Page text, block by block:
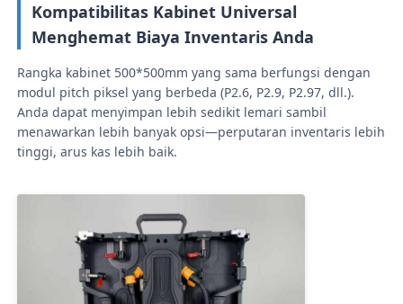
Kompatibilitas Kabinet Universal
Menghemat Biaya Inventaris Anda
Rangka kabinet 500*500mm yang sama berfungsi dengan
modul pitch piksel yang berbeda (P2.6, P2.9, P2.97, dll.).
Anda dapat menyimpan lebih sedikit lemari sambil
menawarkan lebih banyak opsi—perputaran inventaris lebih
tinggi, arus kas lebih baik.